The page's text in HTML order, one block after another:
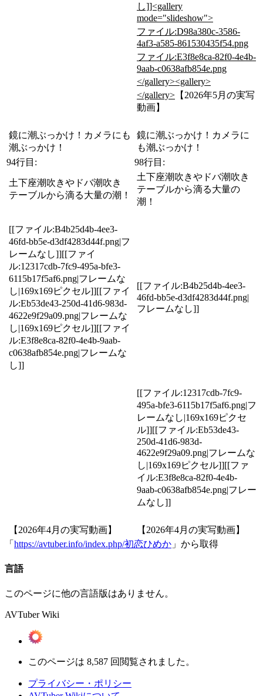
し]]<gallery
mode="slideshow">
ファイル:D98a380c-3586-
4af3-a585-861530435f54.png
ファイル:E3f8e8ca-82f0-4e4b-
9aab-c0638afb854e.png
</gallery><gallery>
</gallery> 【2026年5月の実写
動画】
鏡に潮ぶっかけ！カメラにも
潮ぶっかけ！
鏡に潮ぶっかけ！カメラに
も潮ぶっかけ！
94行目:
98行目:
土下座潮吹きやドバ潮吹き
テーブルから滴る大量の潮！
土下座潮吹きやドバ潮吹き
テーブルから滴る大量の
潮！
[[ファイル:B4b25d4b-4ee3-
46fd-bb5e-d3df4283d44f.png|フ
レームなし]][[ファイ
ル:12317cdb-7fc9-495a-bfe3-
6115b17f5af6.png|フレームな
し|169x169ピクセル]][[ファイ
ル:Eb53de43-250d-41d6-983d-
4622e9f29a09.png|フレームな
し|169x169ピクセル]][[ファイ
ル:E3f8e8ca-82f0-4e4b-9aab-
c0638afb854e.png|フレームな
し]]
[[ファイル:B4b25d4b-4ee3-
46fd-bb5e-d3df4283d44f.png|
フレームなし]]
[[ファイル:12317cdb-7fc9-
495a-bfe3-6115b17f5af6.png|フ
レームなし|169x169ピクセ
ル]][[ファイル:Eb53de43-
250d-41d6-983d-
4622e9f29a09.png|フレームな
し|169x169ピクセル]][[ファ
イル:E3f8e8ca-82f0-4e4b-
9aab-c0638afb854e.png|フレー
ムなし]]
【2026年4月の実写動画】
【2026年4月の実写動画】
「 https://avtuber.info/index.php/初恋ひめか 」から取得
言語
このページに他の言語版はありません。
AVTuber Wiki
このページは 8,587 回閲覧されました。
プライバシー・ポリシー